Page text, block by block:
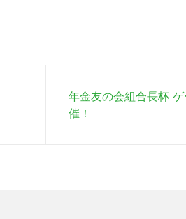
年金友の会組合長杯
催！